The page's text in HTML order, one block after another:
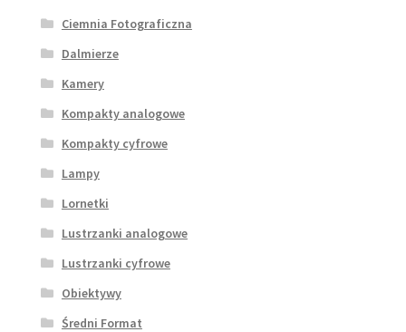
Ciemnia Fotograficzna
Dalmierze
Kamery
Kompakty analogowe
Kompakty cyfrowe
Lampy
Lornetki
Lustrzanki analogowe
Lustrzanki cyfrowe
Obiektywy
Średni Format